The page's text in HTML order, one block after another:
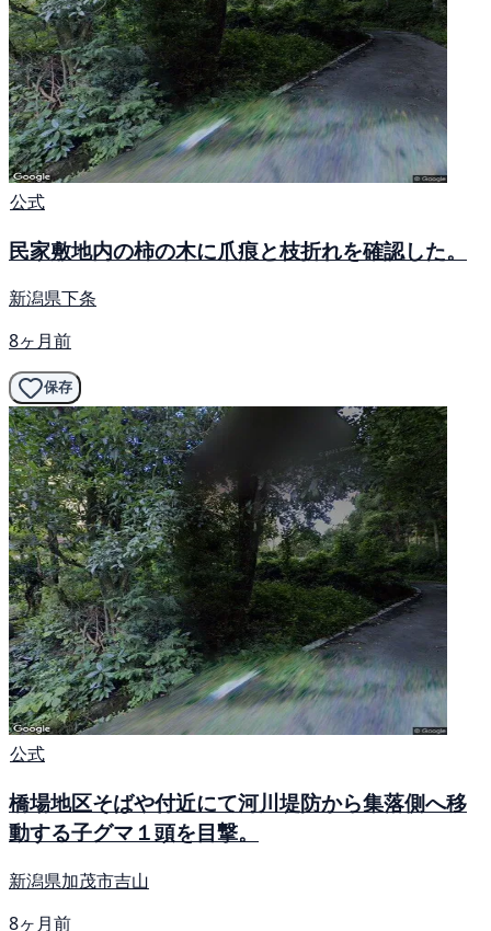
公式
民家敷地内の柿の木に爪痕と枝折れを確認した。
新潟県下条
8ヶ月前
保存
公式
橋場地区そばや付近にて河川堤防から集落側へ移
動する子グマ１頭を目撃。
新潟県加茂市吉山
8ヶ月前